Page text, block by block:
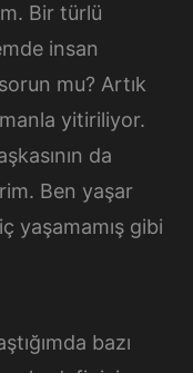
Bir türlü
insan
mu? Artık
yitiriliyor.
da
Ben yaşar
yaşamamış gibi
bazı